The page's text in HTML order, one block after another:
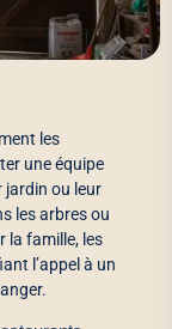
les
une équipe
jardin ou leur
les arbres ou
la famille, les
l’appel à un